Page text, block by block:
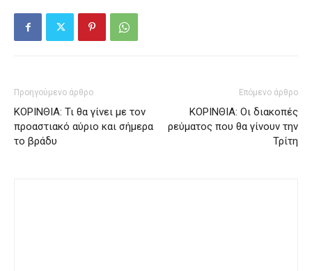
Προηγούμενο άρθρο
ΚΟΡΙΝΘΙΑ: Τι θα γίνει με τον
προαστιακό αύριο και σήμερα
το βράδυ
Επόμενο άρθρο
ΚΟΡΙΝΘΙΑ: Οι διακοπές
ρεύματος που θα γίνουν την
Τρίτη